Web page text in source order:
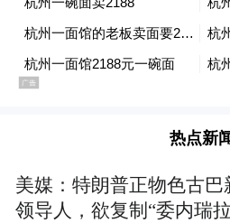
己做的面的特点是不油
底无油，人称两面黄”
品，价格比别人贵很多
的店好吃才回头再来。
吴先生的社交账号显
KTV服务员，从吧台员
热点新
美媒：特朗普正物色古巴
领导人，欲复制“委内瑞